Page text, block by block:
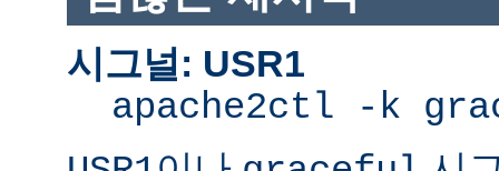
시그널: USR1
apache2ctl -k